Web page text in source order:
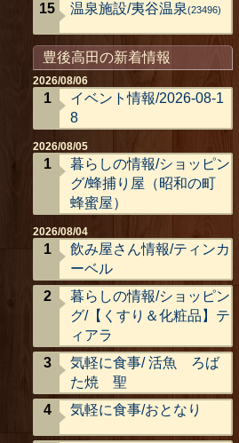
温泉施設/夷谷温泉(23496)
豊後高田の新着情報
2026/08/06
イベント情報/2026-08-1
8
2026/08/05
暮らしの情報/ショッピン
グ/蜂捕り屋（昭和の町
蜂蜜屋）
2026/08/04
飲み屋さん情報/ティンカ
ーベル
暮らしの情報/ショッピン
グ/【くすり＆化粧品】テ
ィアラ
気軽に食事/ 活魚 ろば
た焼 聖
気軽に食事/おとなり